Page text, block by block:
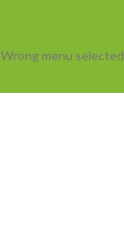
Wrong menu selected